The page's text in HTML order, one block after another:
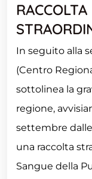
In seguito alla
(Centro
sottolinea la
regione,
settembre dalle
una raccolta
Sangue della